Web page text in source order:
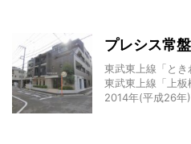
プレシス常
東武東上線「と
東武東上線「上板
2014年(平成26年